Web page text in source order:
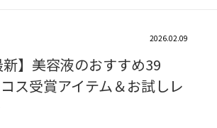
2026.02.09
新】美容液のおすすめ39
ス受賞アイテム＆お試しレ